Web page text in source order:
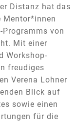
Distanz hat das
Mentor*innen
Programms von
Mit einer
Workshop-
freudiges
Verena Lohner
Blick auf
sowie einen
für die